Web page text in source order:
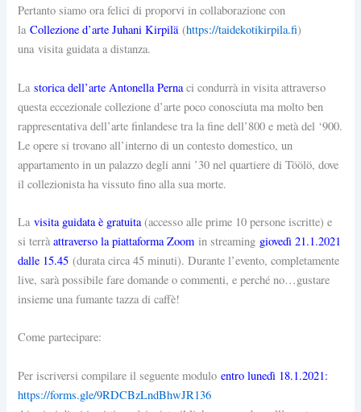
Pertanto siamo ora felici di proporvi in collaborazione con
laCollezione d’arte Juhani Kirpilä(https://taidekotikirpila.fi)
una visita guidata a distanza.
Lastorica dell’arte Antonella Perna ci condurrà in visita attraverso
questa eccezionale collezione d’arte poco conosciuta ma molto ben
rappresentativa dell’arte finlandese tra la fine dell’800 e metà del ‘900.
Le opere si trovano all’interno di un contesto domestico, un
appartamento in un palazzo degli anni ’30 nel quartiere di Töölö, dove
il collezionista ha vissuto fino alla sua morte.
Lavisita guidata è gratuita(accesso alle prime 10 persone iscritte) e
si terràattraverso la piattaforma Zoom in streaming giovedì 21.1.2021
dalle 15.45(durata circa 45 minuti). Durante l’evento, completamente
live, sarà possibile fare domande o commenti, e perché no…gustare
insieme una fumante tazza di caffè!
Come partecipare:
Per iscriversi compilare il seguente moduloentro lunedì 18.1.2021:
https://forms.gle/9RDCBzLndBhwJR136